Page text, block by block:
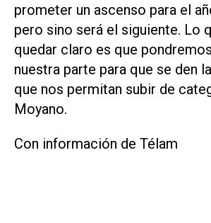
prometer un ascenso para el
pero sino será el siguiente. Lo
quedar claro es que
nuestra parte para que se den
que nos permitan subir de
Moyano.
Con información de Télam